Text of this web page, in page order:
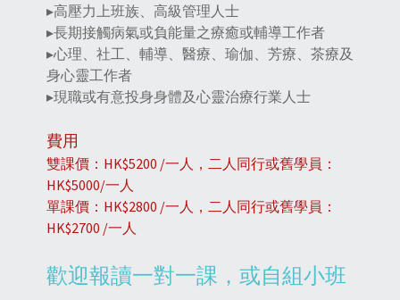
▸高壓力上班族、高級管理人士
▸長期接觸病氣或負能量之療癒或輔導工作者
▸心理、社工、輔導、醫療、瑜伽、芳療、茶療及
身心靈工作者
▸現職或有意投身身體及心靈治療行業人士
費用
雙課價：HK$5200 /一人，二人同行或舊學員：
HK$5000/一人
單課價：HK$2800 /一人，二人同行或舊學員：
HK$2700 /一人
歡迎報讀一對一課，或自組小班